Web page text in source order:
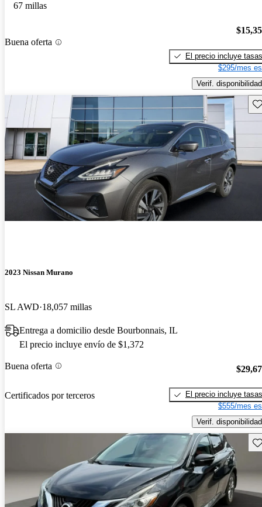
67 millas
Buena oferta
El precio incluye tasas
$295/mes
Verif. disponibilidad
2023 Nissan Murano
SL AWD 18,057 millas
Entrega a domicilio desde Bourbonnais, IL
El precio incluye envío de $1,372
Buena oferta
Certificados por terceros
El precio incluye tasas
$555/mes
Verif. disponibilidad